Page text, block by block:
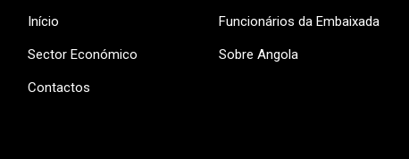
Início Funcionários da Embaixada
Sector Económico Sobre Angola
Contactos